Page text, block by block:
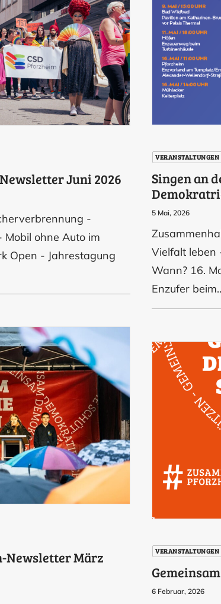
Juni 2026
-
ohne Auto im
Open - Jahrestagung
VERANSTALTUNGEN
Singen an
5 Mai, 2026
Vielfalt leben
Wann? 16.
Enzufer
Newsletter März
VERANSTALTUNGEN
6 Februar, 2026